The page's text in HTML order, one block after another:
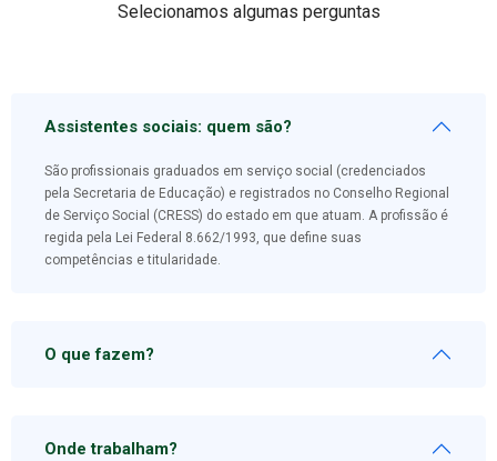
Selecionamos algumas perguntas
Assistentes sociais: quem são?
São profissionais graduados em serviço social (credenciados
pela Secretaria de Educação) e registrados no Conselho Regional
de Serviço Social (CRESS) do estado em que atuam. A profissão é
regida pela Lei Federal 8.662/1993, que define suas
competências e titularidade.
O que fazem?
Onde trabalham?